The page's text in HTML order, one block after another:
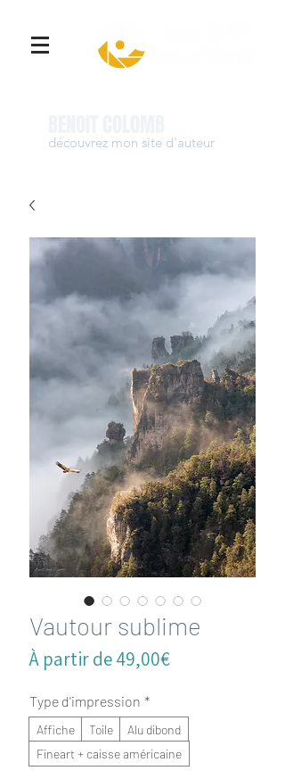
découvrez mon site d'auteur
Vautour sublime
À partir de49,00€Prix
Type d'impression *
Affiche Toile
Alu dibond
Fineart + caisse américaine